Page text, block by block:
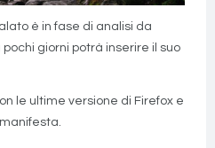
è in fase di analisi da
giorni potrà inserire il suo
le ultime versione di Firefox e